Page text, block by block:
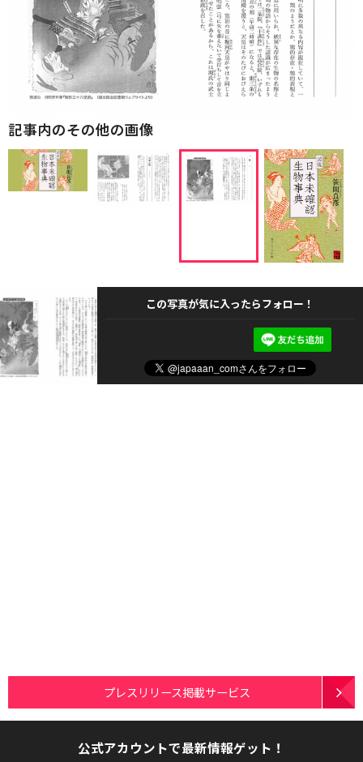
記事内のその他の画像
この写真が気に入ったらフォロー！
プレスリリース掲載サービス
公式アカウントで最新情報ゲット！